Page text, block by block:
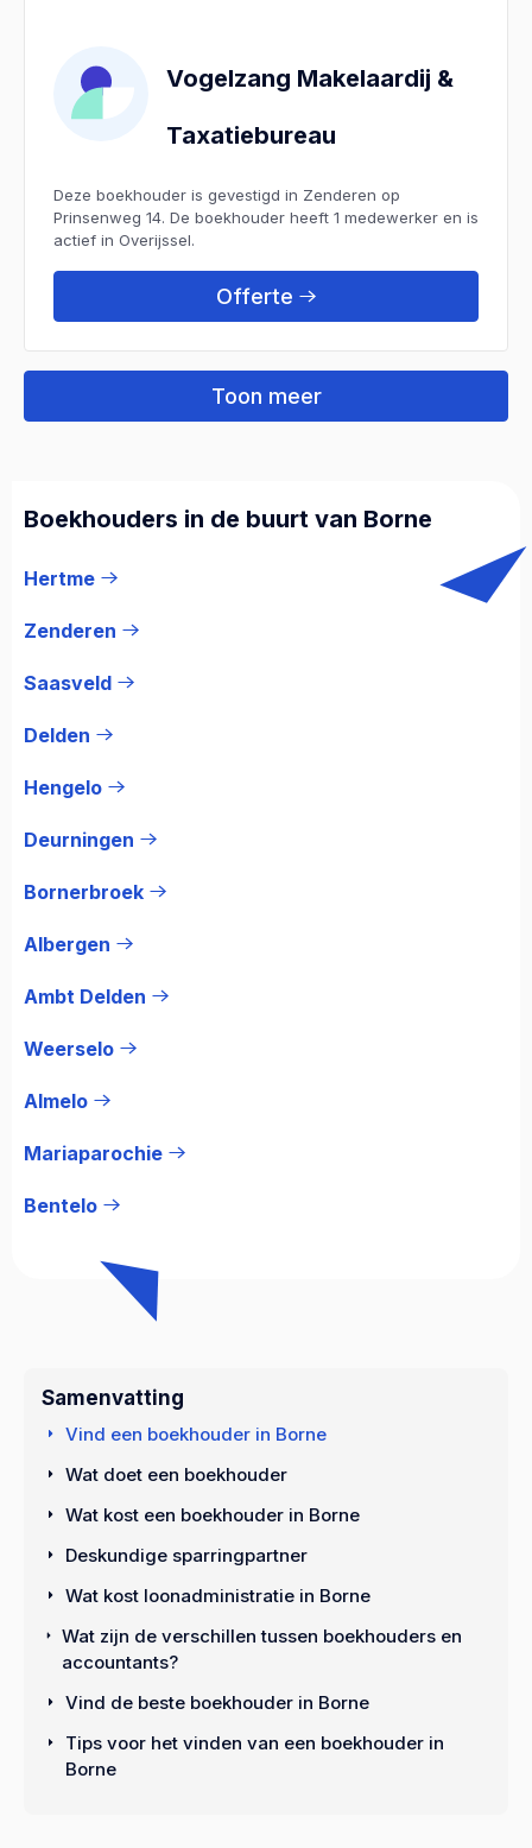
Vogelzang Makelaardij &
Taxatiebureau
Deze boekhouder is gevestigd in Zenderen op
Prinsenweg 14. De boekhouder heeft 1 medewerker en is
actief in Overijssel.
Offerte
Toon meer
Boekhouders in de buurt van Borne
Hertme
Zenderen
Saasveld
Delden
Hengelo
Deurningen
Bornerbroek
Albergen
Ambt Delden
Weerselo
Almelo
Mariaparochie
Bentelo
Samenvatting
Vind een boekhouder in Borne
Wat doet een boekhouder
Wat kost een boekhouder in Borne
Deskundige sparringpartner
Wat kost loonadministratie in Borne
Wat zijn de verschillen tussen boekhouders en
accountants?
Vind de beste boekhouder in Borne
Tips voor het vinden van een boekhouder in
Borne